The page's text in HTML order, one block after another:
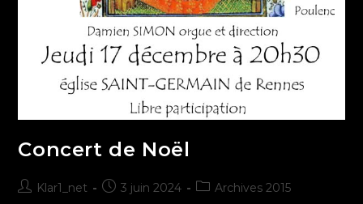
Concert de Noël
Klar1_net 3 juin 2024 Archives 2015